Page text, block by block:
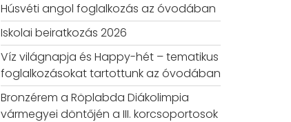
Húsvéti angol foglalkozás az óvodában
Iskolai beiratkozás 2026
Víz világnapja és Happy-hét – tematikus
foglalkozásokat tartottunk az óvodában
Bronzérem a Röplabda Diákolimpia
vármegyei döntőjén a III. korcsoportosok